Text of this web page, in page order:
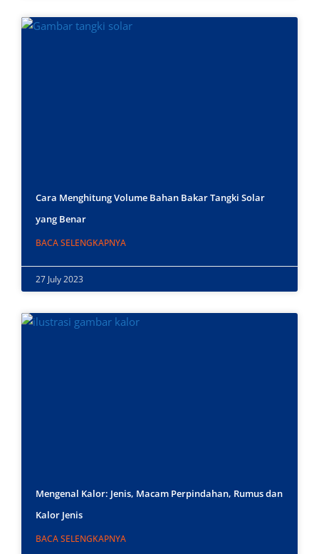
Cara Menghitung Volume Bahan Bakar Tangki Solar
yang Benar
BACA SELENGKAPNYA
27 July 2023
Mengenal Kalor: Jenis, Macam Perpindahan, Rumus dan
Kalor Jenis
BACA SELENGKAPNYA